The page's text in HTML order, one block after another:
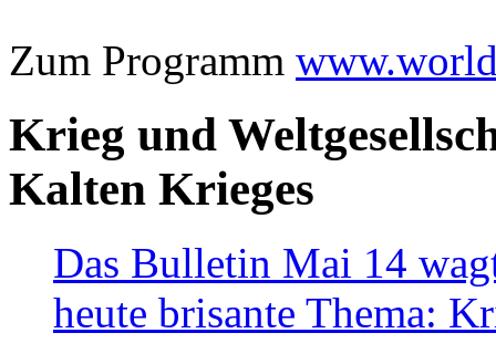
Zum Programm
Krieg und
Kalten Krieges
Das Bulletin Mai 14
heute brisante Thema: